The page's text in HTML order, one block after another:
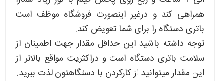
همراهی کند و درغیر اینصورت فروشگاه موظف است
باتری دستگاه را برای شما تعویض کند.
توجه داشته باشید این حداقل مقدار جهت اطمینان از
سلامت باتری دستگاه است و دراکثریت مواقع بالاتر از
این مقدار میتوانید از کارکردن با دستگاهتون لذت ببرید.